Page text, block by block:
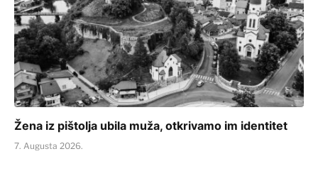
Žena iz pištolja ubila muža, otkrivamo im identitet
7. Augusta 2026.